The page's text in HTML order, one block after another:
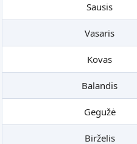
Sausis
Vasaris
Kovas
Balandis
Gegužė
Birželis